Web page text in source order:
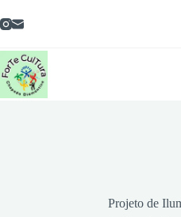
para
o
conteúdo
Projeto de